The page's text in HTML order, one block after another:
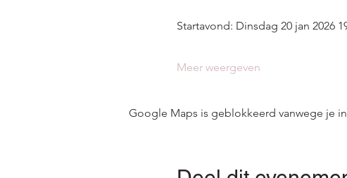
Startavond: Dinsdag 20 jan 2026
Meer weergeven
Google Maps is geblokkeerd vanwege je